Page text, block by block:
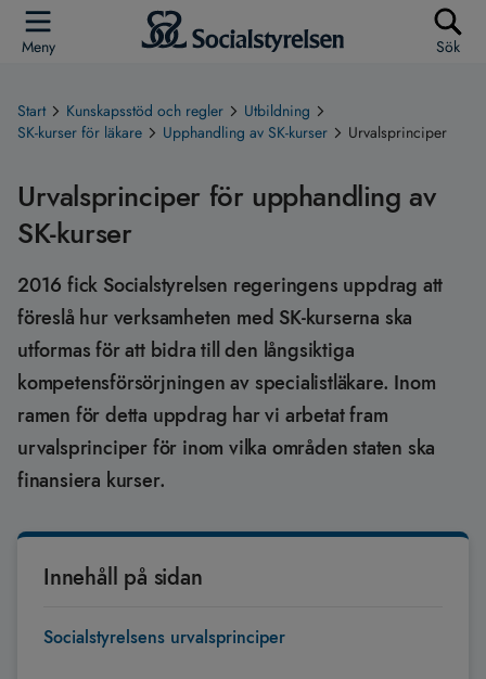
Meny Sök
Start Kunskapsstöd och regler
Utbildning
SK-kurser för läkare
Upphandling av SK-kurser Urvalsprinciper
Urvalsprinciper för upphandling av
SK-kurser
2016 fick Socialstyrelsen regeringens uppdrag att
föreslå hur verksamheten med SK-kurserna ska
utformas för att bidra till den långsiktiga
kompetensförsörjningen av specialistläkare. Inom
ramen för detta uppdrag har vi arbetat fram
urvalsprinciper för inom vilka områden staten ska
finansiera kurser.
Innehåll på sidan
Socialstyrelsens urvalsprinciper